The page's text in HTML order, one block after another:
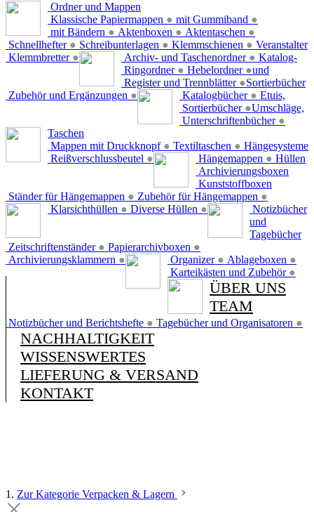
Ordner und Mappen
Klassische Papiermappen ● mit Gummiband ●
mit Bändern ● Aktenboxen ● Aktentaschen ●
Schnellhefter ● Schreibunterlagen ● Klemmschienen ●
Klemmbretter ●
Veranstalter
Archiv- und Taschenordner ●
Ringordner ● Hebelordner ●
Register und Trennblätter ●
Zubehör und Ergänzungen ●
Katalog-
und
Sortierbücher
Katalogbücher ●
Sortierbücher ●
Unterschriftenbücher ●
Etuis,
Umschläge,
Taschen
Mappen mit Druckknopf ● Textiltaschen ●
Reißverschlussbeutel ●
Hängesysteme
Hängemappen ●
Ständer für Hängemappen ● Zubehör für Hängemappen ●
Hüllen
Klarsichthüllen ● Diverse Hüllen ●
Archivierungsboxen
Zeitschriftenständer ● Papierarchivboxen ●
Archivierungsklammern ●
Kunststoffboxen
Organizer ● Ablageboxen ●
Karteikästen und Zubehör ●
Notizbücher
und
Tagebücher
Notizbücher und Berichtshefte ● Tagebücher und Organisatoren ●
ÜBER UNS
TEAM
NACHHALTIGKEIT
WISSENSWERTES
LIEFERUNG & VERSAND
KONTAKT
1. Zur Kategorie Verpacken & Lagern